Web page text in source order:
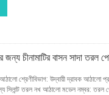
চীনামাটির বাসন সাদা তরল
শ্রেণীবিভাগ: উদ্বায়ী দ্রাবক আঠালো
সিলান্ট তরল নখ আঠালো মডেল নম্বর: তরল